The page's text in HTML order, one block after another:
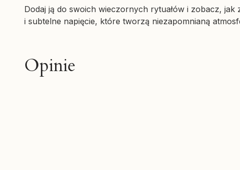
Dodaj ją do swoich wieczornych rytuałów i zobacz,
i subtelne napięcie, które tworzą niezapomnianą
Opinie